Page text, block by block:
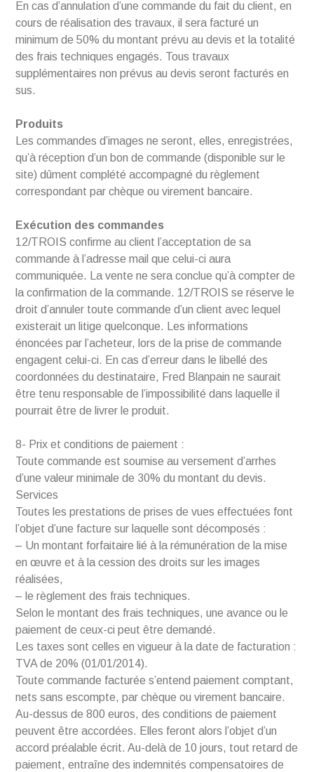
En cas d’annulation d’une commande du fait du client, en
cours de réalisation des travaux, il sera facturé un
minimum de 50% du montant prévu au devis et la totalité
des frais techniques engagés. Tous travaux
supplémentaires non prévus au devis seront facturés en
sus.
Produits
Les commandes d’images ne seront, elles, enregistrées,
qu’à réception d’un bon de commande (disponible sur le
site) dûment complété accompagné du règlement
correspondant par chèque ou virement bancaire.
Exécution des commandes
12/TROIS confirme au client l’acceptation de sa
commande à l’adresse mail que celui-ci aura
communiquée. La vente ne sera conclue qu’à compter de
la confirmation de la commande. 12/TROIS se réserve le
droit d’annuler toute commande d’un client avec lequel
existerait un litige quelconque. Les informations
énoncées par l’acheteur, lors de la prise de commande
engagent celui-ci. En cas d’erreur dans le libellé des
coordonnées du destinataire, Fred Blanpain ne saurait
être tenu responsable de l’impossibilité dans laquelle il
pourrait être de livrer le produit.
8- Prix et conditions de paiement :
Toute commande est soumise au versement d’arrhes
d’une valeur minimale de 30% du montant du devis.
Services
Toutes les prestations de prises de vues effectuées font
l’objet d’une facture sur laquelle sont décomposés :
– Un montant forfaitaire lié à la rémunération de la mise
en œuvre et à la cession des droits sur les images
réalisées,
– le règlement des frais techniques.
Selon le montant des frais techniques, une avance ou le
paiement de ceux-ci peut être demandé.
Les taxes sont celles en vigueur à la date de facturation :
TVA de 20% (01/01/2014).
Toute commande facturée s’entend paiement comptant,
nets sans escompte, par chèque ou virement bancaire.
Au-dessus de 800 euros, des conditions de paiement
peuvent être accordées. Elles feront alors l’objet d’un
accord préalable écrit. Au-delà de 10 jours, tout retard de
paiement, entraîne des indemnités compensatoires de